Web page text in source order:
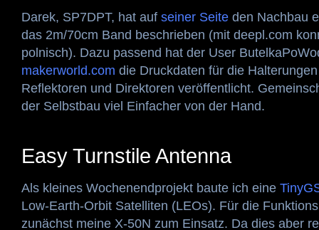
Darek, SP7DPT, hat auf seiner Seite den Nachbau
das 2m/70cm Band beschrieben (mit deepl.com
polnisch). Dazu passend hat der User
makerworld.com die Druckdaten für die
Reflektoren und Direktoren veröffentlicht.
der Selbstbau viel Einfacher von der Hand.
Easy Turnstile Antenna
Als kleines Wochenendprojekt baute ich eine
Low-Earth-Orbit Satelliten (LEOs). Für die
zunächst meine X-50N zum Einsatz. Da dies aber